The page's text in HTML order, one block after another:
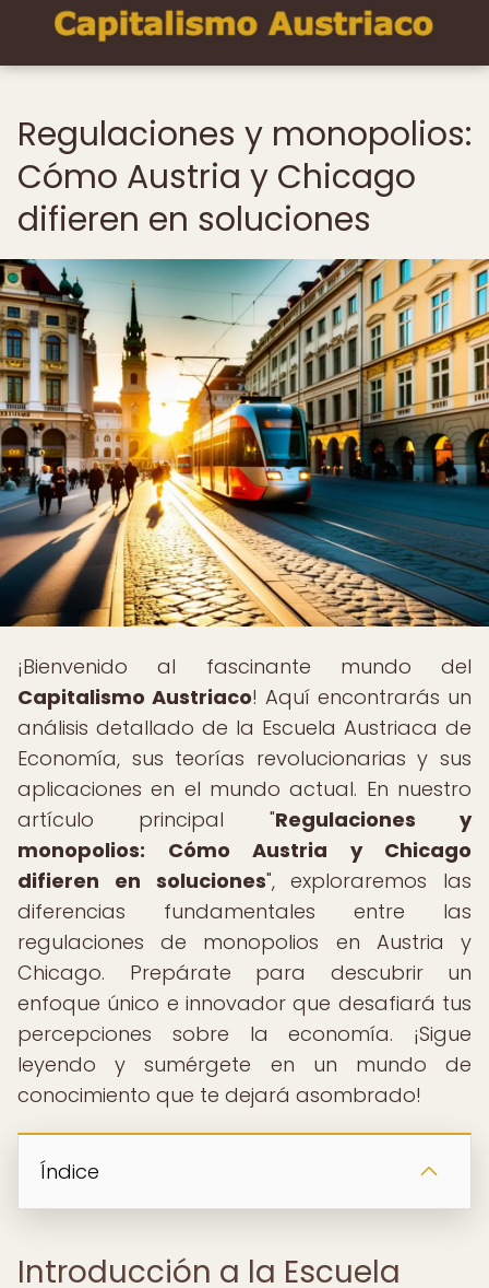
Regulaciones y monopolios:
Cómo Austria y Chicago
difieren en soluciones
¡Bienvenido al fascinante mundo del
Capitalismo Austriaco! Aquí encontrarás un
análisis detallado de la Escuela Austriaca de
Economía, sus teorías revolucionarias y sus
aplicaciones en el mundo actual. En nuestro
artículo principal "Regulaciones y
monopolios: Cómo Austria y Chicago
difieren en soluciones", exploraremos las
diferencias fundamentales entre las
regulaciones de monopolios en Austria y
Chicago. Prepárate para descubrir un
enfoque único e innovador que desafiará tus
percepciones sobre la economía. ¡Sigue
leyendo y sumérgete en un mundo de
conocimiento que te dejará asombrado!
Índice
Introducción a la Escuela